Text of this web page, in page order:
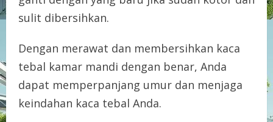
sulit dibersihkan.
Dengan merawat dan membersihkan kaca
tebal kamar mandi dengan benar, Anda
dapat memperpanjang umur dan menjaga
keindahan kaca tebal Anda.